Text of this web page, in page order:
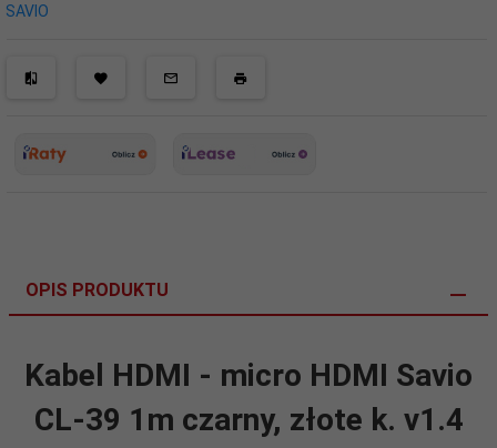
SAVIO
OPIS PRODUKTU
Kabel HDMI - micro HDMI Savio
CL-39 1m czarny, złote k. v1.4